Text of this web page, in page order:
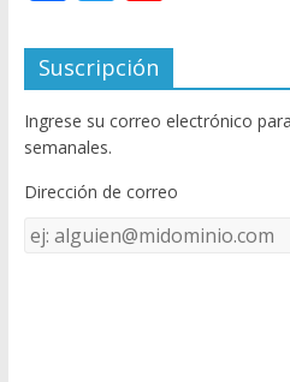
e
b
o
o
k
itt
er
u
T
u
e
C
Suscripción
Ingrese su correo electrónico
semanales.
Dirección de correo
Dirección
de